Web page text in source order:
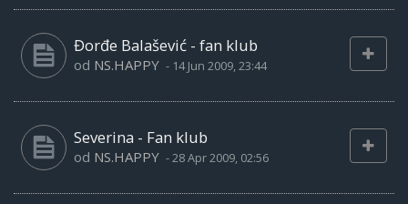
Đorđe Balašević - fan klub
od NS.HAPPY - 14 Jun 2009, 23:44
Severina - Fan klub
od NS.HAPPY -28 Apr 2009, 02:56